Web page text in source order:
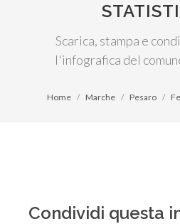
Scarica, stampa e
l'infografica del
Home Marche Pesaro
Condividi questa